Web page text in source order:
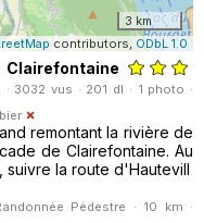
3 km
contributors, ODbL 1.0
3032 vus · 201 dl · 1 photo ·
remontant la rivière de
de Clairefontaine. Au
la route d'Hautevill
Pédestre · 10 km ·